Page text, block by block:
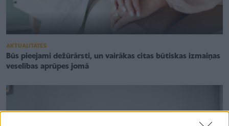
AKTUALITĀTES
Būs pieejami dežūrārsti, un vairākas citas būtiskas izmaiņas
veselības aprūpes jomā